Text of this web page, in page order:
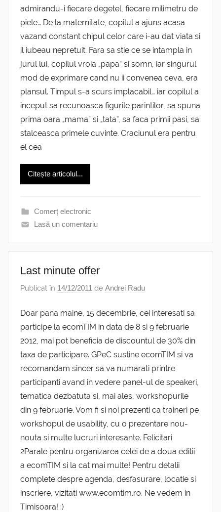
admirandu-i fiecare degetel, fiecare milimetru de
piele… De la maternitate, copilul a ajuns acasa
vazand constant chipul celor care i-au dat viata si
il iubeau nepretuit. Fara sa stie ce se intampla in
jurul lui, copilul vroia „papa” si somn, iar singurul
mod de exprimare cand nu ii convenea ceva, era
plansul. Timpul s-a scurs implacabil… iar copilul a
inceput sa recunoasca figurile parintilor, sa spuna
prima oara „mama” si „tata”, sa faca primii pasi, sa
stalceasca primele cuvinte. Craciunul era pentru
el cea
Citește articolul...
Comerț electronic
Lasă un comentariu
Last minute offer
Publicat în 14/12/2011 de Andrei Radu
Doar pana maine, 15 decembrie, cei interesati sa
participe la ecomTIM in data de 8 si 9 februarie
2012, mai pot beneficia de discountul de 30% din
taxa de participare. GPeC sustine ecomTIM si va
recomandam sincer sa va numarati printre
participanti avand in vedere panel-ul de speakeri,
tematica dezbatuta si, mai ales, workshopurile
din 9 februarie. Vom fi si noi prezenti ca traineri pe
workshopul de usability, cu o prezentare nou-
nouta si multe lucruri interesante. Felicitari
2Parale pentru organizarea celei de a doua editii
a ecomTIM si la cat mai multe! Pentru detalii
complete despre agenda, desfasurare, locatie si
inscriere, vizitati www.ecomtim.ro. Ne vedem in
Timisoara! :)